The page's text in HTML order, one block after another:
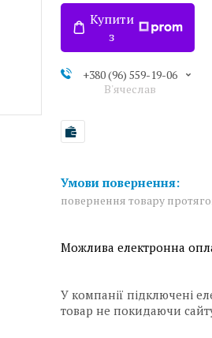
Купити
з
+380 (96) 559-19-06
В'ячеслав
повернення товару
У компанії підключені
товар не покидаючи